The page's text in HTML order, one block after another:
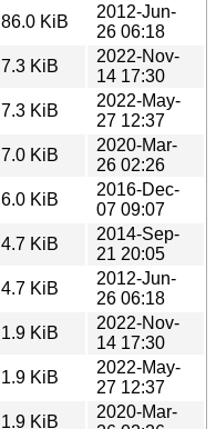
86.0 KiB
2012-Jun-
26 06:18
7.3 KiB
2022-Nov-
14 17:30
7.3 KiB
2022-May-
27 12:37
7.0 KiB
2020-Mar-
26 02:26
6.0 KiB
2016-Dec-
07 09:07
4.7 KiB
2014-Sep-
21 20:05
4.7 KiB
2012-Jun-
26 06:18
1.9 KiB
2022-Nov-
14 17:30
1.9 KiB
2022-May-
27 12:37
1.9 KiB
2020-Mar-